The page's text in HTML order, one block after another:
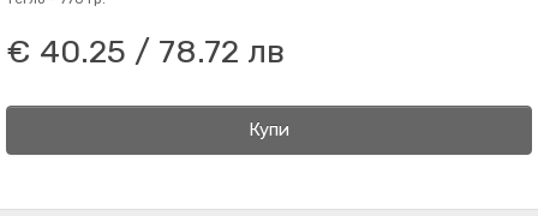
€ 40.25 / 78.72 лв
Купи